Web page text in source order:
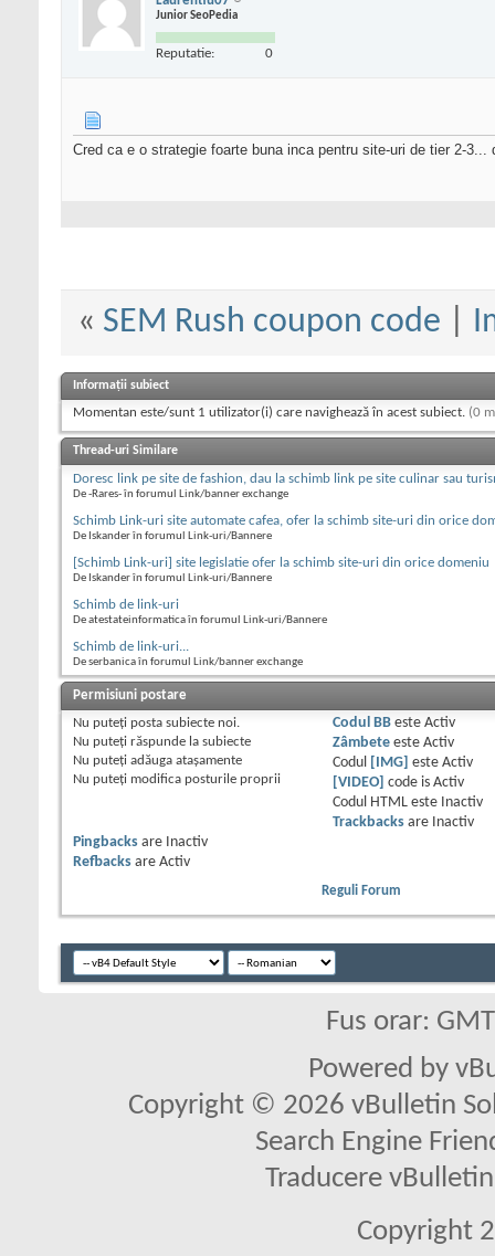
Junior SeoPedia
Reputatie: 0
Cred ca e o strategie foarte buna inca pentru site-uri de tier 2-
« SEM Rush coupon code
Informații subiect
Momentan este/sunt 1 utilizator(i) care navighează în acest subiect. (0
Thread-uri Similare
Doresc link pe site de fashion, dau la schimb link pe site culinar sau
De -Rares- în forumul Link/banner exchange
Schimb Link-uri site automate cafea, ofer la schimb site-uri din orice
De Iskander în forumul Link-uri/Bannere
[Schimb Link-uri] site legislatie ofer la schimb site-uri din orice domeniu
De Iskander în forumul Link-uri/Bannere
Schimb de link-uri
De atestateinformatica în forumul Link-uri/Bannere
Schimb de link-uri...
De serbanica în forumul Link/banner exchange
Permisiuni postare
Nu puteţi posta subiecte noi.
Nu puteţi răspunde la subiecte
Nu puteţi adăuga ataşamente
Nu puteţi modifica posturile proprii
Codul BBeste Activ
Zâmbeteeste Activ
Codul
[IMG] este Activ
[VIDEO]
code is Activ
Codul HTML este
Inactiv
Trackbacksare
Inactiv
Pingbacks are
Inactiv
Refbacks are Activ
Reguli Forum
Fus orar:
Powered by
Copyright © 2026 vBulletin
Search Engine
Traducere
Copyright